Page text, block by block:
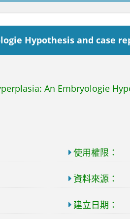
Hypothesis and case
An Embryologie
使用權限：
資料來源：
建立日期：